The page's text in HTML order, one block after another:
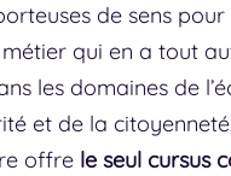
de sens pour
qui en a tout
les domaines de
et de la
offre le seul cursus